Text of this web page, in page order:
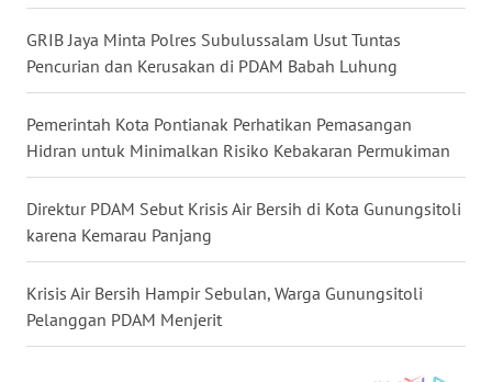
GRIB Jaya Minta Polres Subulussalam Usut Tuntas
Pencurian dan Kerusakan di PDAM Babah Luhung
Pemerintah Kota Pontianak Perhatikan Pemasangan
Hidran untuk Minimalkan Risiko Kebakaran Permukiman
Direktur PDAM Sebut Krisis Air Bersih di Kota Gunungsitoli
karena Kemarau Panjang
Krisis Air Bersih Hampir Sebulan, Warga Gunungsitoli
Pelanggan PDAM Menjerit
KALTARA
WN
KALSEL
WN
KALTIM
WN
WN